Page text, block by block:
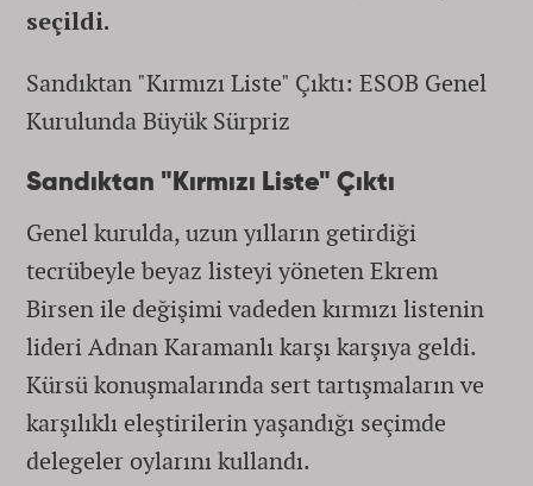
seçildi.
Sandıktan "Kırmızı Liste" Çıktı: ESOB Genel
Kurulunda Büyük Sürpriz
Sandıktan "Kırmızı Liste" Çıktı
Genel kurulda, uzun yılların getirdiği
tecrübeyle beyaz listeyi yöneten Ekrem
Birsen ile değişimi vadeden kırmızı listenin
lideri Adnan Karamanlı karşı karşıya geldi.
Kürsü konuşmalarında sert tartışmaların ve
karşılıklı eleştirilerin yaşandığı seçimde
delegeler oylarını kullandı.